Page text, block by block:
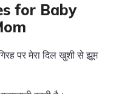
for Baby
पर मेरा दिल खुशी से झूम